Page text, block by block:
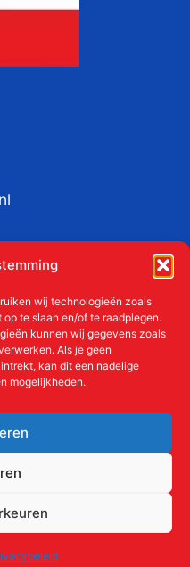
wij technologieën zoals
te slaan en/of te raadplegen.
kunnen wij gegevens zoals
Als je geen
kan dit een nadelige
mogelijkheden.